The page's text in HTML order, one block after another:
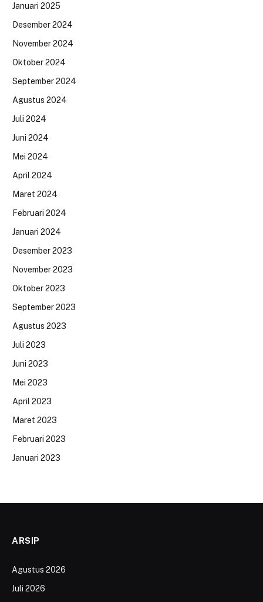
Januari 2025
Desember 2024
November 2024
Oktober 2024
September 2024
Agustus 2024
Juli 2024
Juni 2024
Mei 2024
April 2024
Maret 2024
Februari 2024
Januari 2024
Desember 2023
November 2023
Oktober 2023
September 2023
Agustus 2023
Juli 2023
Juni 2023
Mei 2023
April 2023
Maret 2023
Februari 2023
Januari 2023
ARSIP
Agustus 2026
Juli 2026